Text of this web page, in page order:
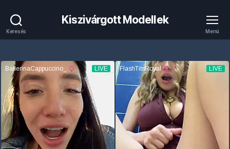
Keresés
Kiszivárgott Modellek
Menü